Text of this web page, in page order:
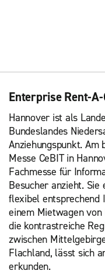
Enterprise Rent-
Hannover ist als
Bundeslandes
Anziehungspunkt.
Messe CeBIT in
Fachmesse für
Besucher anzieht.
flexibel entsprechend
einem Mietwagen
die kontrastreiche
zwischen
Flachland, lässt sich
erkunden.